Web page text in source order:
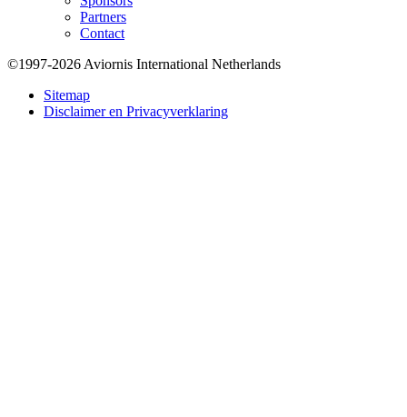
Partners
Contact
Bottom
©1997-2026 Aviornis International Netherlands
Sitemap
Disclaimer en Privacyverklaring